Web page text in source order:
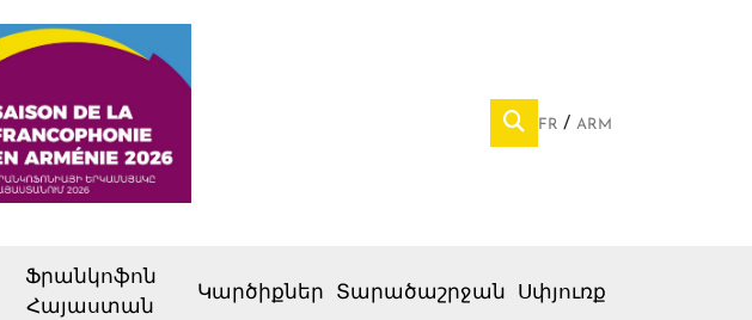
FR ARM
Ֆրանկոֆոն
Հայաստան
Կարծիքներ Տարածաշրջան Սփյուռք